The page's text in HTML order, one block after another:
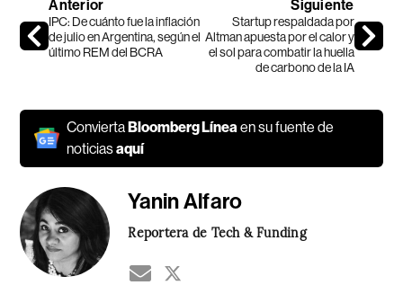
Anterior
IPC: De cuánto fue la inflación
de julio en Argentina, según el
último REM del BCRA
Siguiente
Startup respaldada por
Altman apuesta por el calor y
el sol para combatir la huella
de carbono de la IA
ConviertaBloomberg Línea en su fuente de
noticiasaquí
Yanin Alfaro
Reportera de Tech & Funding